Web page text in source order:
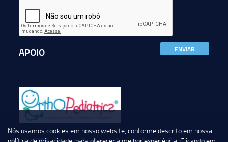
ENVIAR
APOIO
Nós usamos cookies em nosso website, conforme descrito em nossa